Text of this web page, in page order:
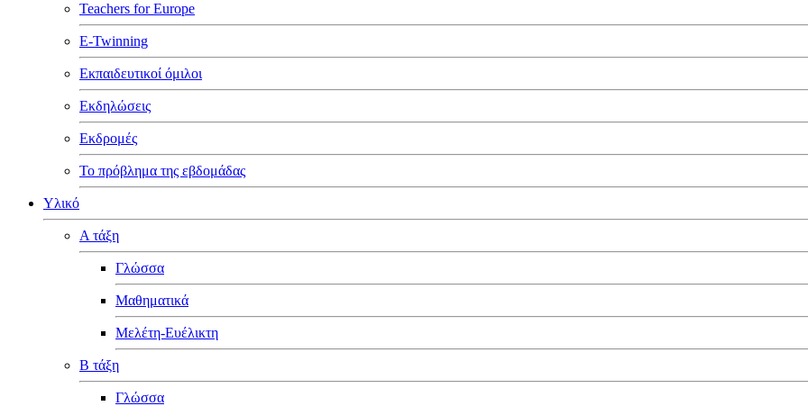
Teachers for Europe
E-Twinning
Εκπαιδευτικοί όμιλοι
Εκδηλώσεις
Εκδρομές
Το πρόβλημα της εβδομάδας
Υλικό
Α τάξη
Γλώσσα
Μαθηματικά
Μελέτη-Ευέλικτη
Β τάξη
Γλώσσα